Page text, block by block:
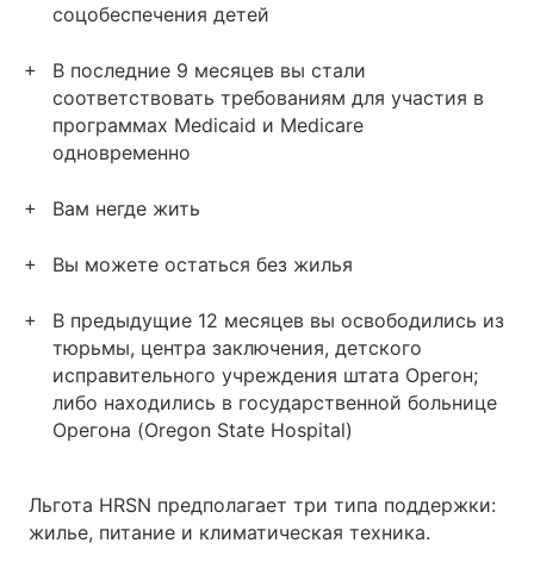
соцобеспечения детей
В последние 9 месяцев вы стали
соответствовать требованиям для участия в
программах Medicaid и Medicare
одновременно
Вам негде жить
Вы можете остаться без жилья
В предыдущие 12 месяцев вы освободились из
тюрьмы, центра заключения, детского
исправительного учреждения штата Орегон;
либо находились в государственной больнице
Орегона (Oregon State Hospital)
Льгота HRSN предполагает три типа поддержки:
жилье, питание и климатическая техника.